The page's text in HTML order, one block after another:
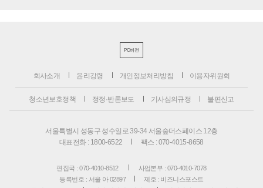
PC버전
회사소개 윤리강령 개인정보처리방침 이용자위원회
청소년보호정책 정정·반론보도 기사심의규정 불편신고
서울특별시 성동구 성수일로 39-34 서울숲더스페이스 12층
대표전화 : 1800-6522
팩스 : 070-4015-8658
편집국 : 070-4010-8512
사업본부 : 070-4010-7078
등록번호 : 서울 아 02897
제호 : 비즈니스포스트